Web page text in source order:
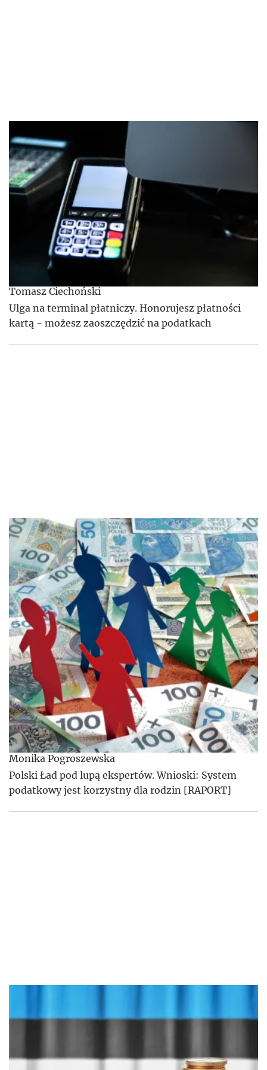
Tomasz Ciechoński
Ulga na terminal płatniczy. Honorujesz płatności
kartą - możesz zaoszczędzić na podatkach
Monika Pogroszewska
Polski Ład pod lupą ekspertów. Wnioski: System
podatkowy jest korzystny dla rodzin [RAPORT]